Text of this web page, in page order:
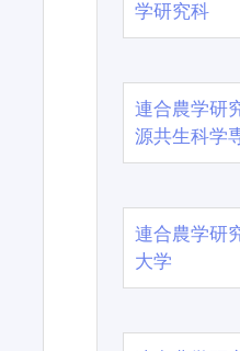
学研究科
連合農学研
源共生科学
連合農学研
大学